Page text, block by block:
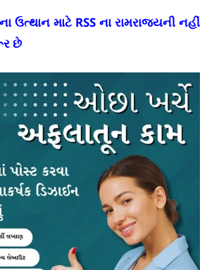
ઉત્થાન માટે RSS ના રામરાજ્યની નહીં
છે